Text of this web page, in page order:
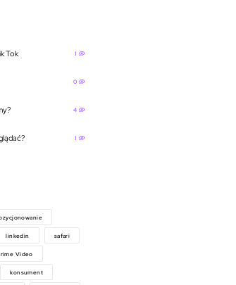
Tok 1
0
4
1
linkedin safari
Video
konsument